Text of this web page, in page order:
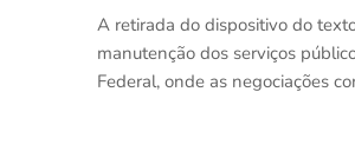
A retirada do dispositivo do
manutenção dos serviços
Federal, onde as negociações